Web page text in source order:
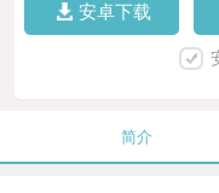
安卓下载
简介